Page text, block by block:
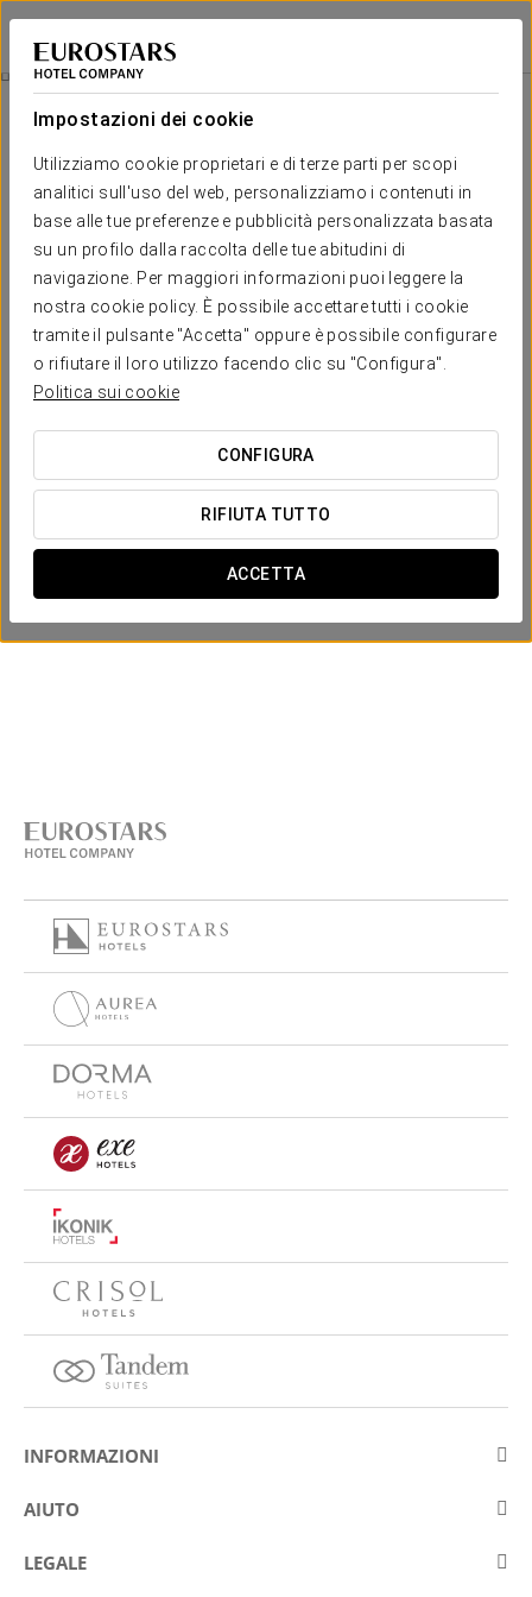
Impostazioni dei cookie
Utilizziamo cookie proprietari e di terze parti per scopi
analitici sull'uso del web, personalizziamo i contenuti in
base alle tue preferenze e pubblicità personalizzata basata
su un profilo dalla raccolta delle tue abitudini di
navigazione. Per maggiori informazioni puoi leggere la
nostra cookie policy. È possibile accettare tutti i cookie
tramite il pulsante "Accetta" oppure è possibile configurare
o rifiutare il loro utilizzo facendo clic su "Configura".
Politica sui cookie
CONFIGURA
RIFIUTA TUTTO
ACCETTA
Exe Boston
SARAGOZZA
Prenota Sale
INFORMAZIONI
Su Eurostars Hotel Company
Concorsis
AIUTO
Contattare
LEGALE